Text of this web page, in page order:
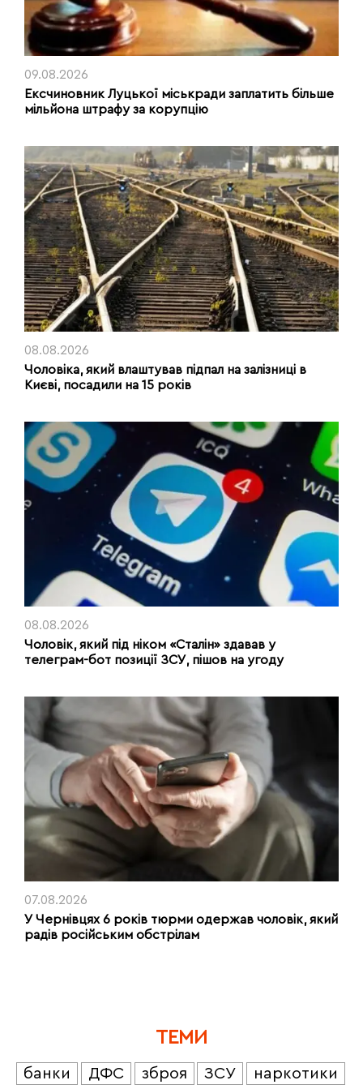
09.08.2026
Ексчиновник Луцької міськради заплатить більше
мільйона штрафу за корупцію
08.08.2026
Чоловіка, який влаштував підпал на залізниці в
Києві, посадили на 15 років
08.08.2026
Чоловік, який під ніком «Сталін» здавав у
телеграм-бот позиції ЗСУ, пішов на угоду
07.08.2026
У Чернівцях 6 років тюрми одержав чоловік, який
радів російським обстрілам
ТЕМИ
банки ДФС зброя ЗСУ
наркотики